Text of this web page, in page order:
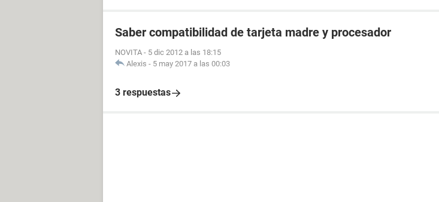
Saber compatibilidad de tarjeta madre y procesador
NOVITA - 5 dic 2012 a las 18:15
Alexis - 5 may 2017 a las 00:03
3 respuestas